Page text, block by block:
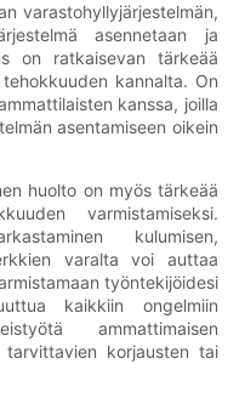
varastohyllyjärjestelmän,
asennetaan ja
on ratkaisevan tärkeää
kannalta. On
kanssa, joilla
asentamiseen oikein
huolto on myös tärkeää
varmistamiseksi.
kulumisen,
varalta voi auttaa
työntekijöidesi
kaikkiin ongelmiin
ammattimaisen
tarvittavien korjausten tai